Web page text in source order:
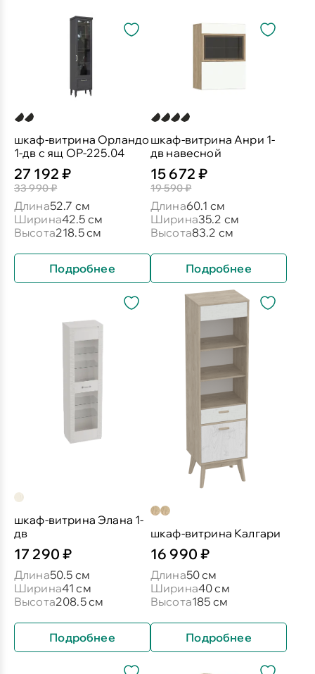
шкаф-витрина Орландо
1-дв с ящ ОР-225.04
27 192 ₽
33 990 ₽
Длина52.7 см
Ширина42.5 см
Высота218.5 см
Подробнее
шкаф-витрина Анри 1-
дв навесной
15 672 ₽
19 590 ₽
Длина60.1 см
Ширина35.2 см
Высота83.2 см
Подробнее
шкаф-витрина Элана 1-
дв
17 290 ₽
Длина50.5 см
Ширина41 см
Высота208.5 см
Подробнее
шкаф-витрина Калгари
16 990 ₽
Длина50 см
Ширина40 см
Высота185 см
Подробнее